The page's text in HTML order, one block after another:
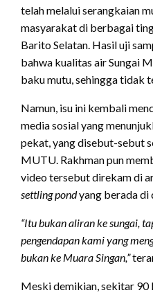
telah melalui serangkaian
masyarakat di berbagai
Barito Selatan. Hasil uji
bahwa kualitas air Sungai
baku mutu, sehingga tidak
Namun, isu ini kembali
media sosial yang
pekat, yang disebut-sebut
MUTU. Rakhman pun
video tersebut direkam di
settling pondyang berada di
“Itu bukan aliran ke sungai,
pengendapan kami yang
bukan ke Muara Singan,”
Meski demikian, sekitar 90